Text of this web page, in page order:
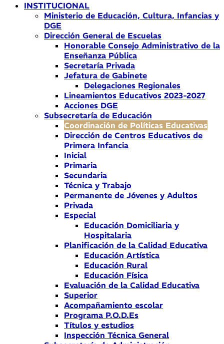
INSTITUCIONAL
Ministerio de Educación, Cultura, Infancias y
DGE
Dirección General de Escuelas
Honorable Consejo Administrativo de la
Enseñanza Pública
Secretaría Privada
Jefatura de Gabinete
Delegaciones Regionales
Lineamientos Educativos 2023-2027
Acciones DGE
Subsecretaría de Educación
Coordinación de Políticas Educativas
Dirección de Centros Educativos de
Primera Infancia
Inicial
Primaria
Secundaria
Técnica y Trabajo
Permanente de Jóvenes y Adultos
Privada
Especial
Educación Domiciliaria y
Hospitalaria
Planificación de la Calidad Educativa
Educación Artística
Educación Rural
Educación Física
Evaluación de la Calidad Educativa
Superior
Acompañamiento escolar
Programa P.O.D.Es
Títulos y estudios
Inspección Técnica General